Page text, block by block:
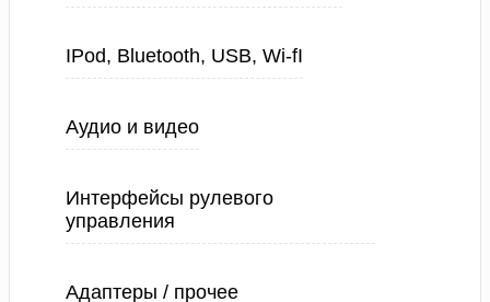
IPod, Bluetooth, USB, Wi-fI
Аудио и видео
Интерфейсы рулевого
управления
Адаптеры / прочее